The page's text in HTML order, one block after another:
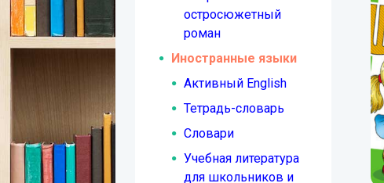
остросюжетный
роман
Иностранные языки
Активный English
Тетрадь-словарь
Словари
Учебная литература
для школьников и